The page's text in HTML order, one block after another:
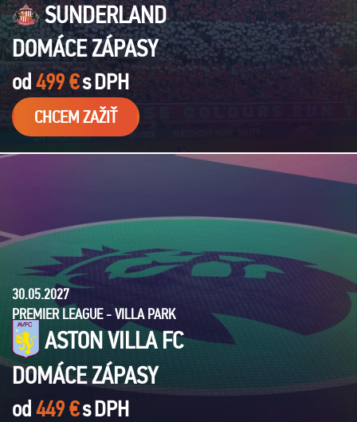
SUNDERLAND
DOMÁCE ZÁPASY
od499 €sDPH
CHCEM ZAŽIŤ
30.05.2027
PREMIER LEAGUE - VILLA PARK
ASTON VILLA FC
DOMÁCE ZÁPASY
od449 €sDPH